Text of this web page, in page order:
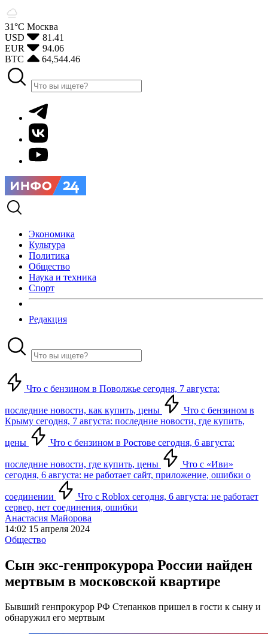
31°С Москва
USD
81.41
EUR
94.06
BTC
64,544.46
Экономика
Культура
Политика
Общество
Наука и техника
Спорт
Редакция
Что с бензином в Поволжье сегодня, 7 августа:
последние новости, как купить, цены
Что с бензином в
Крыму сегодня, 7 августа: последние новости, где купить,
цены Что с бензином в Ростове сегодня, 6 августа:
последние новости, где купить, цены
Что с «Иви»
сегодня, 6 августа: не работает сайт, приложение, ошибки о
соединении
Что с Roblox сегодня, 6 августа: не работает
сервер, нет соединения, ошибки
Анастасия Майорова
14:02 15 апреля 2024
Общество
Сын экс-генпрокурора России найден
мертвым в московской квартире
Бывший генпрокурор РФ Степанков пришел в гости к сыну и
обнаружил его мертвым